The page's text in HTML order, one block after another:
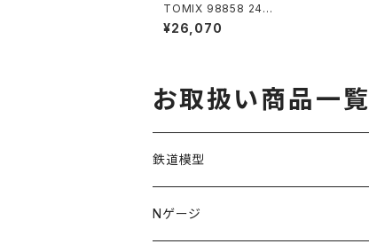
TOMIX 98858 24系
25形特急寝台客車（な
は）基本セット（8両） N
¥26,070
お取扱い商品一覧
鉄道模型
KATO (N)
Nゲージ